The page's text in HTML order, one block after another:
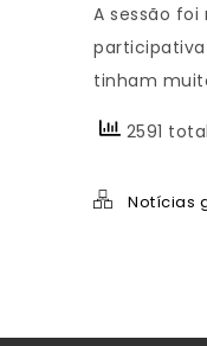
A sessão
tinham
2591
Notícias